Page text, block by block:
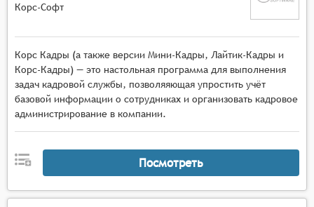
Корс-Софт
Корс Кадры (а также версии Мини-Кадры, Лайтик-Кадры и
Корс-Кадры) — это настольная программа для выполнения
задач кадровой службы, позволяяющая упростить учёт
базовой информации о сотрудниках и организовать кадровое
администрирование в компании.
Посмотреть